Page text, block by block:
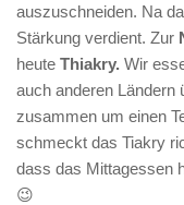
auszuschneiden. Na
Stärkung verdient. Zur
heute Thiakry. Wir
auch anderen Ländern
zusammen um einen
schmeckt das Tiakry
dass das Mittagessen
😉